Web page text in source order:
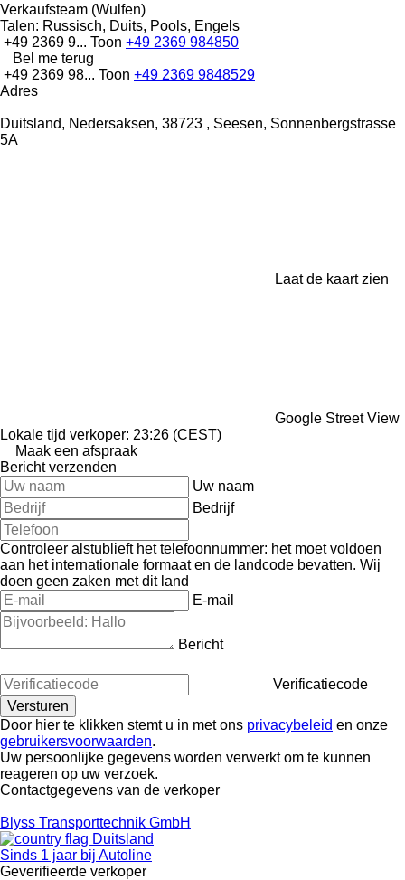
Verkaufsteam (Wulfen)
Talen: Russisch, Duits, Pools, Engels
+49 2369 9... Toon +49 2369 984850
Bel me terug
+49 2369 98... Toon +49 2369 9848529
Adres
Duitsland, Nedersaksen, 38723 , Seesen, Sonnenbergstrasse
5A
Laat de kaart zien
Google Street View
Lokale tijd verkoper: 23:26 (CEST)
Maak een afspraak
Bericht verzenden
Uw naam
Bedrijf
Controleer alstublieft het telefoonnummer: het moet voldoen
aan het internationale formaat en de landcode bevatten. Wij
doen geen zaken met dit land
E-mail
Bericht
Verificatiecode
Door hier te klikken stemt u in met ons privacybeleid en onze
gebruikersvoorwaarden.
Uw persoonlijke gegevens worden verwerkt om te kunnen
reageren op uw verzoek.
Contactgegevens van de verkoper
Blyss Transporttechnik GmbH
Duitsland
Sinds 1 jaar bij Autoline
Geverifieerde verkoper